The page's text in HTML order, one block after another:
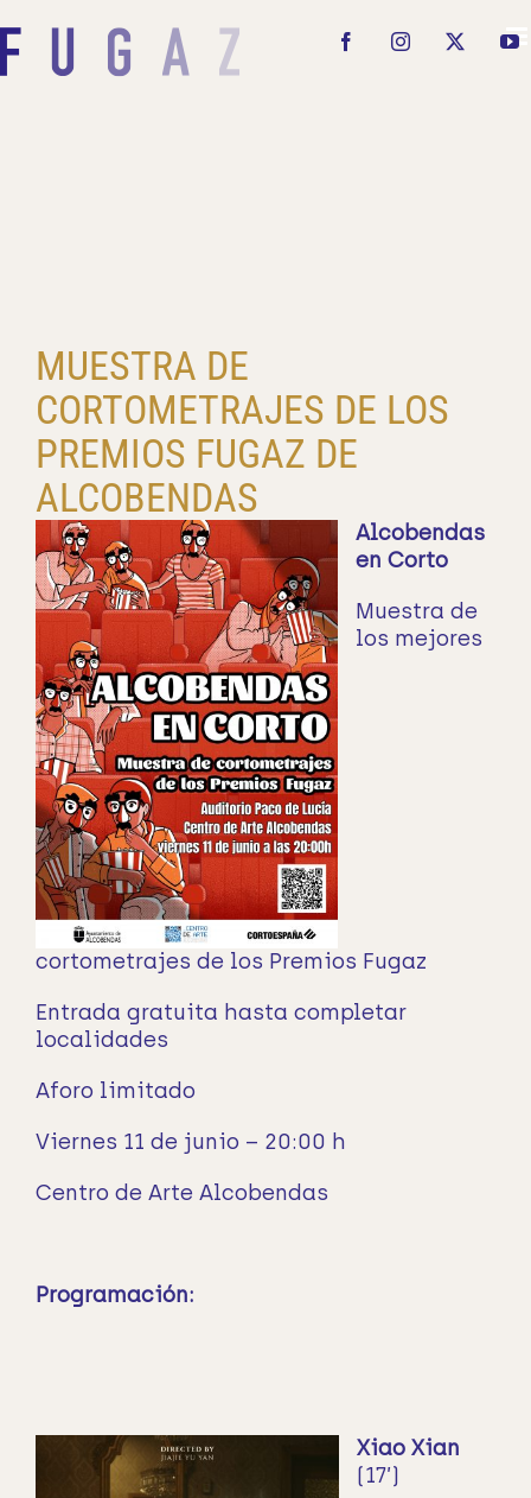
al
contenido
FacebookInstagram
MUESTRA DE
CORTOMETRAJES DE LOS
PREMIOS FUGAZ DE
ALCOBENDAS
Alcobendas
en Corto
Muestra de
los mejores
cortometrajes de los Premios Fugaz
Entrada gratuita hasta completar
localidades
Aforo limitado
Viernes 11 de junio – 20:00 h
Centro de Arte Alcobendas
Programación:
Xiao Xian
(17’)